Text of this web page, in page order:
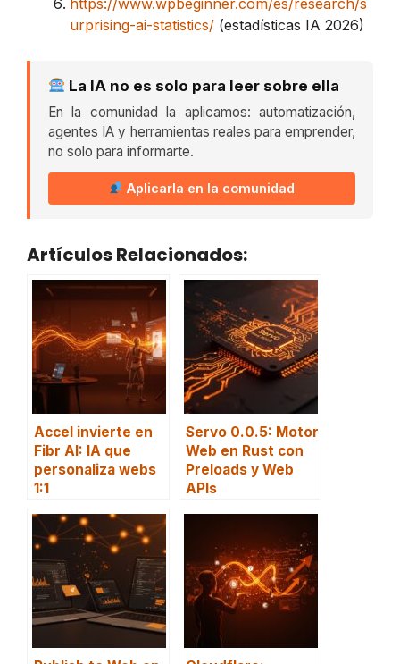
urprising-ai-statistics/ (estadísticas IA 2026)
La IA no es solo para leer sobre ella
En la comunidad la aplicamos: automatización,
agentes IA y herramientas reales para emprender,
no solo para informarte.
Aplicarla en la comunidad
Artículos Relacionados:
Accel invierte en
Fibr AI: IA que
personaliza webs
1:1
Servo 0.0.5: Motor
Web en Rust con
Preloads y Web
APIs